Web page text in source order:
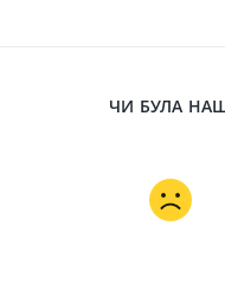
ЧИ БУЛА